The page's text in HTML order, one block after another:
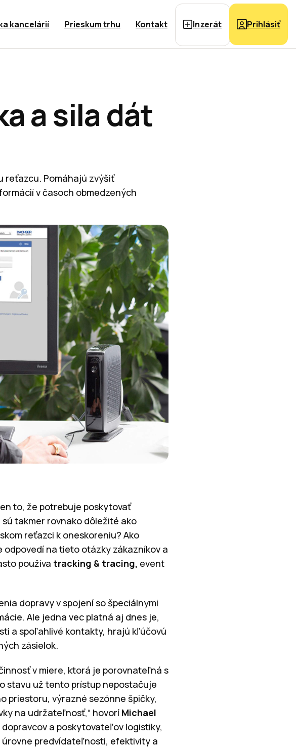
kancelárií Prieskum trhu Kontakt Inzerát Prihlásiť
a sila dát
reťazcu. Pomáhajú zvýšiť
v časoch obmedzených
to, že potrebuje poskytovať
takmer rovnako dôležité ako
reťazci k oneskoreniu? Ako
odpovedí na tieto otázky zákazníkov a
používa tracking & tracing, event
dopravy v spojení so špeciálnymi
Ale jedna vec platná aj dnes je,
a spoľahlivé kontakty, hrajú kľúčovú
zásielok.
v miere, ktorá je porovnateľná s
stavu už tento prístup nepostačuje
priestoru, výrazné sezónne špičky,
na udržateľnosť,“ hovorí Michael
dopravcov a poskytovateľov logistiky,
predvídateľnosti, efektivity a